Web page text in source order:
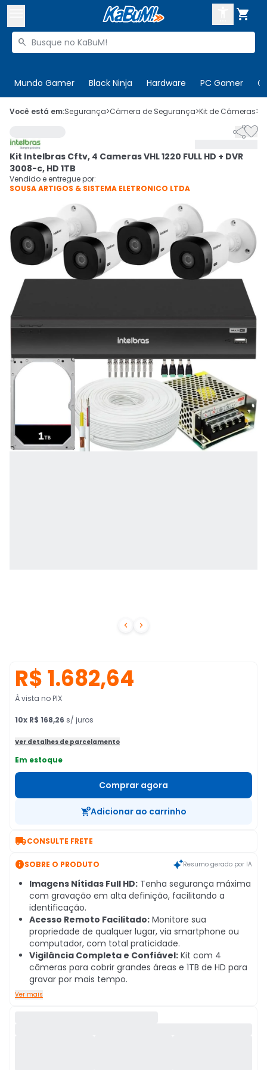

Buscar produtos

Mundo Gamer Black Ninja Hardware PC Gamer
 Olá. Acesse sua conta

Cupons
Mais Vendidos
Ativar tradutor em libras
CADASTRE-SE
Você está em:Segurança>Câmera de Segurança>Kit de Câmeras>
 

Kit Intelbras Cftv, 4 Cameras VHL 1220 FULL HD + DVR
3008-c, HD 1TB
Vendido e entregue por:
SOUSA ARTIGOS & SISTEMA ELETRONICO LTDA
R$ 1.682,64
À vista no PIX
10x R$ 168,26 s/ juros
Ver detalhes de parcelamento
Em estoque
Comprar agora
Adicionar ao carrinho
CONSULTE FRETE
SOBRE O PRODUTO Resumo gerado por IA
Imagens Nítidas Full HD: Tenha segurança máxima
com gravação em alta definição, facilitando a
identificação.
Acesso Remoto Facilitado: Monitore sua
propriedade de qualquer lugar, via smartphone ou
computador, com total praticidade.
Vigilância Completa e Confiável: Kit com 4
câmeras para cobrir grandes áreas e 1TB de HD para
gravar por mais tempo.
Ver mais